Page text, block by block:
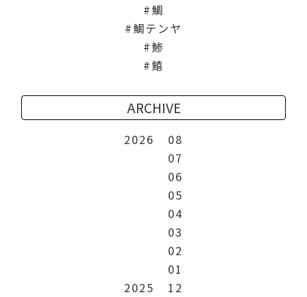
鯛
鯛テンヤ
鯵
鱚
ARCHIVE
2026
08
07
06
05
04
03
02
01
2025
12